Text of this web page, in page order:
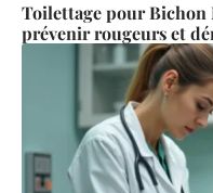
Toilettage pour Bichon
prévenir rougeurs et